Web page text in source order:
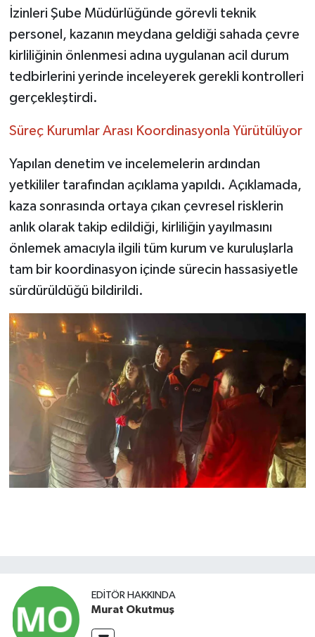
İzinleri Şube Müdürlüğünde görevli teknik
personel, kazanın meydana geldiği sahada çevre
kirliliğinin önlenmesi adına uygulanan acil durum
tedbirlerini yerinde inceleyerek gerekli kontrolleri
gerçekleştirdi.
Süreç Kurumlar Arası Koordinasyonla Yürütülüyor
Yapılan denetim ve incelemelerin ardından
yetkililer tarafından açıklama yapıldı. Açıklamada,
kaza sonrasında ortaya çıkan çevresel risklerin
anlık olarak takip edildiği, kirliliğin yayılmasını
önlemek amacıyla ilgili tüm kurum ve kuruluşlarla
tam bir koordinasyon içinde sürecin hassasiyetle
sürdürüldüğü bildirildi.
EDITÖR HAKKINDA
Murat Okutmuş